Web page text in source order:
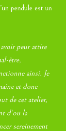
pendule est un
peur attire
être,
ainsi. Je
et donc
de cet atelier,
d’ou la
sereinement